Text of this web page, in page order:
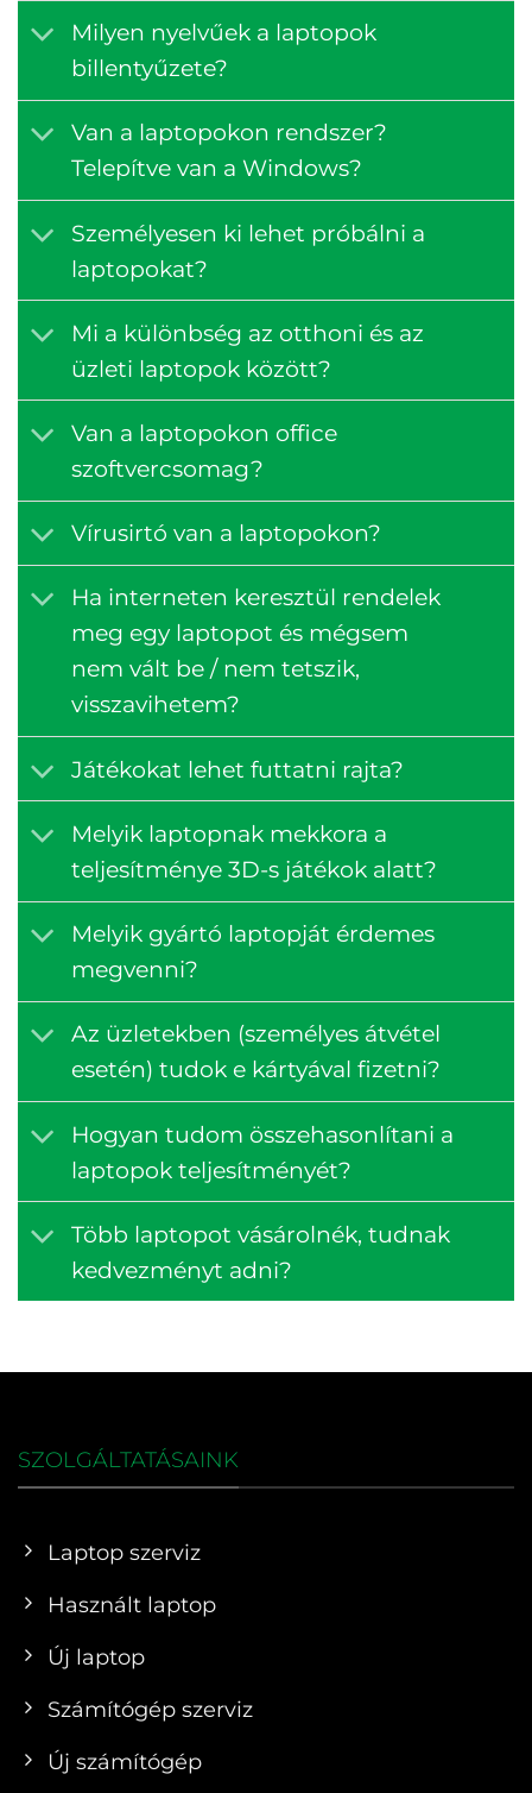
Milyen nyelvűek a laptopok
billentyűzete?
Van a laptopokon rendszer?
Telepítve van a Windows?
Személyesen ki lehet próbálni a
laptopokat?
Mi a különbség az otthoni és az
üzleti laptopok között?
Van a laptopokon office
szoftvercsomag?
Vírusirtó van a laptopokon?
Ha interneten keresztül rendelek
meg egy laptopot és mégsem
nem vált be / nem tetszik,
visszavihetem?
Játékokat lehet futtatni rajta?
Melyik laptopnak mekkora a
teljesítménye 3D-s játékok alatt?
Melyik gyártó laptopját érdemes
megvenni?
Az üzletekben (személyes átvétel
esetén) tudok e kártyával fizetni?
Hogyan tudom összehasonlítani a
laptopok teljesítményét?
Több laptopot vásárolnék, tudnak
kedvezményt adni?
SZOLGÁLTATÁSAINK
Laptop szerviz
Használt laptop
Új laptop
Számítógép szerviz
Új számítógép